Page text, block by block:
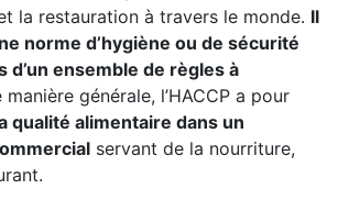
la restauration à travers le monde. Il
norme d’hygiène ou de sécurité
d’un ensemble de règles à
manière générale, l’HACCP a pour
qualité alimentaire dans un
servant de la nourriture,